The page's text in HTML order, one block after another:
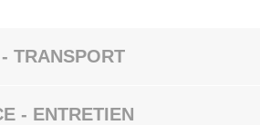
TRANSPORT
- ENTRETIEN